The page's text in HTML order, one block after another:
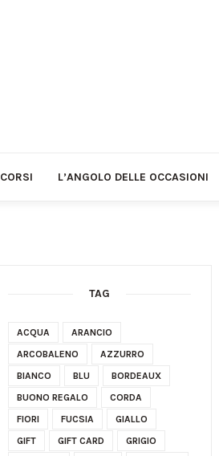
CORSI L’ANGOLO DELLE OCCASIONI
TAG
ACQUA
ARANCIO
ARCOBALENO
AZZURRO
BIANCO
BLU
BORDEAUX
BUONO REGALO
CORDA
FIORI
FUCSIA
GIALLO
GIFT
GIFT CARD
GRIGIO